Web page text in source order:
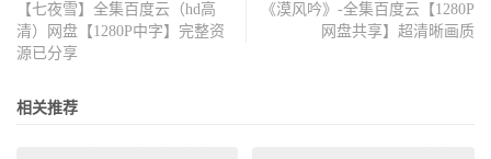
【七夜雪】全集百度云（hd高
清）网盘【1280P中字】完整资
源已分享
《漠风吟》-全集百度云【1280P
网盘共享】超清晰画质
相关推荐